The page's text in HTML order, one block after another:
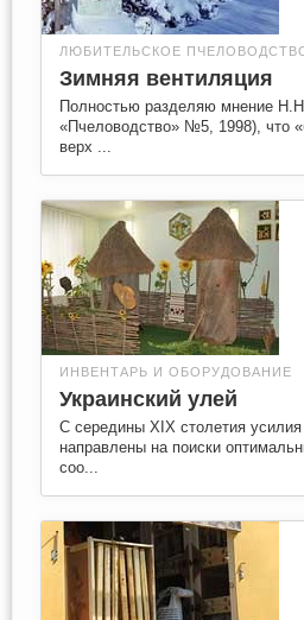
ЛЮБИТЕЛЬСКОЕ
Зимняя вентиляция
Полностью разделяю мнение
«Пчеловодство» №5, 1998), что
верх ...
ИНВЕНТАРЬ И ОБОРУДОВАНИЕ
Украинский улей
С середины XIX столетия
направлены на поиски
соо...